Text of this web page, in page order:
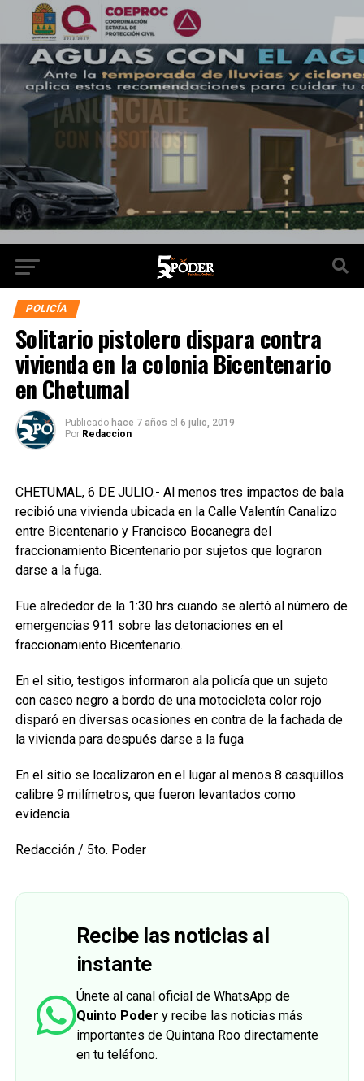
POLICÍA
Solitario pistolero dispara contra
vivienda en la colonia Bicentenario
en Chetumal
Publicado hace 7 años el 6 julio, 2019
Por Redaccion
CHETUMAL, 6 DE JULIO.- Al menos tres impactos de bala
recibió una vivienda ubicada en la Calle Valentín Canalizo
entre Bicentenario y Francisco Bocanegra del
fraccionamiento Bicentenario por sujetos que lograron
darse a la fuga.
Fue alrededor de la 1:30 hrs cuando se alertó al número de
emergencias 911 sobre las detonaciones en el
fraccionamiento Bicentenario.
En el sitio, testigos informaron ala policía que un sujeto
con casco negro a bordo de una motocicleta color rojo
disparó en diversas ocasiones en contra de la fachada de
la vivienda para después darse a la fuga
En el sitio se localizaron en el lugar al menos 8 casquillos
calibre 9 milímetros, que fueron levantados como
evidencia.
Redacción / 5to. Poder
Recibe las noticias al
instante
Únete al canal oficial de WhatsApp de
Quinto Poder y recibe las noticias más
importantes de Quintana Roo directamente
en tu teléfono.